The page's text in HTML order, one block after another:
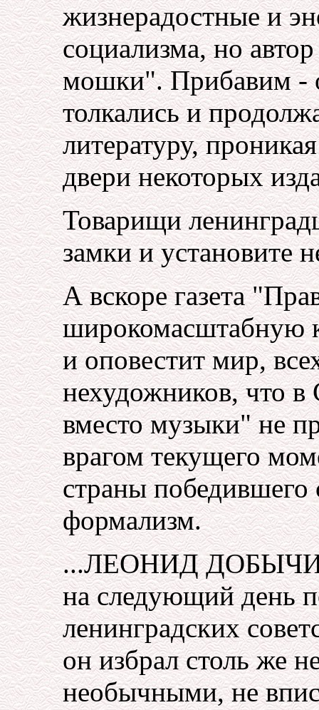
жизнерадостные и
социализма, но
мошки". Прибавим -
толкались и
литературу,
двери некоторых
Товарищи
замки и установите
А вскоре газета
широкомасштабную
и оповестит мир,
нехудожников, что
вместо музыки" не
врагом текущего
страны победившего
формализм.
...ЛЕОНИД
на следующий день
ленинградских
он избрал столь же
необычными, не